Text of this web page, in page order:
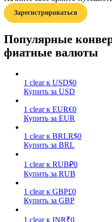
Заработок
Силовая свинья
Получайте конкурентные
Зарегистрироваться
Популярные
фиатные валюты
1 clear к USD$0
Купить за USD
1 clear к EUR€0
Купить за EUR
1 clear к BRLR$0
Купить за BRL
1 clear к RUB₽0
Купить за RUB
1 clear к GBP£0
Купить за GBP
1 clear к INR₹0